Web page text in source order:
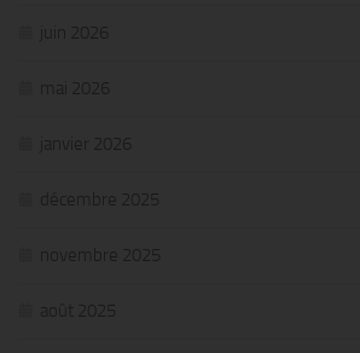
juin 2026
mai 2026
janvier 2026
décembre 2025
novembre 2025
août 2025